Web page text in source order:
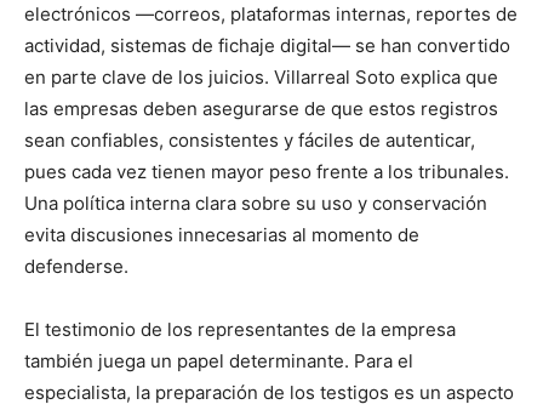
electrónicos —correos, plataformas internas, reportes de
actividad, sistemas de fichaje digital— se han convertido
en parte clave de los juicios. Villarreal Soto explica que
las empresas deben asegurarse de que estos registros
sean confiables, consistentes y fáciles de autenticar,
pues cada vez tienen mayor peso frente a los tribunales.
Una política interna clara sobre su uso y conservación
evita discusiones innecesarias al momento de
defenderse.
El testimonio de los representantes de la empresa
también juega un papel determinante. Para el
especialista, la preparación de los testigos es un aspecto